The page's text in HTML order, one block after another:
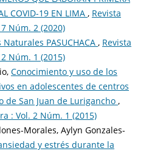
COVID-19 EN LIMA , Revista
Núm. 2 (2020)
PASUCHACA , Revista
Núm. 1 (2015)
Conocimiento y uso de los
en adolescentes de centros
San Juan de Lurigancho ,
: Vol. 2 Núm. 1 (2015)
Morales, Aylyn Gonzales-
y estrés durante la